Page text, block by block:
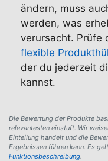
ändern, muss
werden, was
verursacht. Prüfe
flexible
der du jederzeit
kannst.
Die Bewertung der Produkte
relevantesten einstuft. Wir
Einteilung handelt und die
Ergebnissen führen kann. Es
Funktionsbeschreibung.